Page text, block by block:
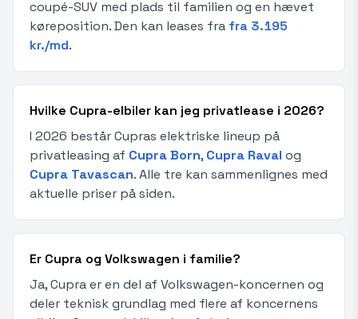
coupé-SUV med plads til familien og en hævet
køreposition. Den kan leases fra fra 3.195
kr./md.
Hvilke Cupra-elbiler kan jeg privatlease i 2026?
I 2026 består Cupras elektriske lineup på
privatleasing af Cupra Born, Cupra Raval og
Cupra Tavascan. Alle tre kan sammenlignes med
aktuelle priser på siden.
Er Cupra og Volkswagen i familie?
Ja, Cupra er en del af Volkswagen-koncernen og
deler teknisk grundlag med flere af koncernens